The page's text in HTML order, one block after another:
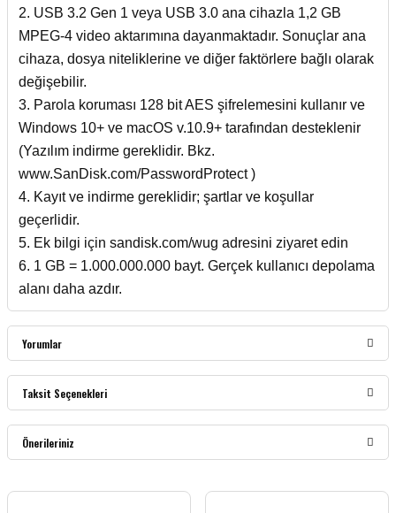
2. USB 3.2 Gen 1 veya USB 3.0 ana cihazla 1,2 GB
MPEG-4 video aktarımına dayanmaktadır. Sonuçlar ana
cihaza, dosya niteliklerine ve diğer faktörlere bağlı olarak
değişebilir.
3. Parola koruması 128 bit AES şifrelemesini kullanır ve
Windows 10+ ve macOS v.10.9+ tarafından desteklenir
(Yazılım indirme gereklidir. Bkz.
www.SanDisk.com/PasswordProtect )
4. Kayıt ve indirme gereklidir; şartlar ve koşullar
geçerlidir.
5. Ek bilgi için sandisk.com/wug adresini ziyaret edin
6. 1 GB = 1.000.000.000 bayt. Gerçek kullanıcı depolama
alanı daha azdır.
Yorumlar
Bu ürüne ilk yorumu siz yapın!
Taksit Seçenekleri
Önerileriniz
Bu ürünün fiyat bilgisi, resim, ürün açıklamalarında ve diğer konularda yetersiz